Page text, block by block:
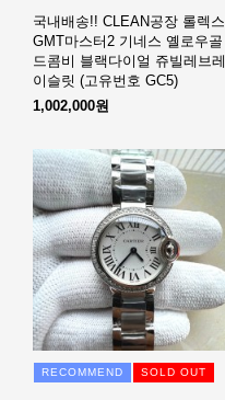
국내배송!! CLEAN공장 롤렉스
GMT마스터2 기네스 옐로우골
드콤비 블랙다이얼 쥬빌레브레
이슬릿 (고유번호 GC5)
1,002,000원
RECOMMEND SOLD OUT